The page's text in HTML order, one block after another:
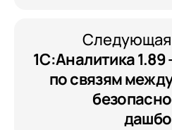
Следующая
1С:Аналитика 1.89
по связям